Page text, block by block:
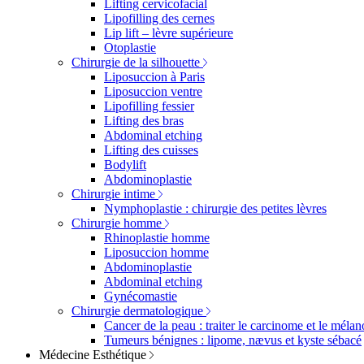
Lifting cervicofacial
Lipofilling des cernes
Lip lift – lèvre supérieure
Otoplastie
Chirurgie de la silhouette
Liposuccion à Paris
Liposuccion ventre
Lipofilling fessier
Lifting des bras
Abdominal etching
Lifting des cuisses
Bodylift
Abdominoplastie
Chirurgie intime
Nymphoplastie : chirurgie des petites lèvres
Chirurgie homme
Rhinoplastie homme
Liposuccion homme
Abdominoplastie
Abdominal etching
Gynécomastie
Chirurgie dermatologique
Cancer de la peau : traiter le carcinome et le
Tumeurs bénignes : lipome, nævus et kyste sébacé
Médecine Esthétique